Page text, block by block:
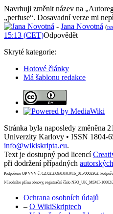
Navrhuji změnit název na
„perfuse“. Dosavadní verze mi
- Jana Novotná (
15:13 (CET)Odpovědět
Skryté kategorie:
Hotové články
Má šablonu redakce
Stránka byla naposledy změněna
Univerzity Karlovy • ISSN 1804-
info@wikiskripta.eu.
Text je dostupný pod licencí
při dodržení případných
Podpořeno OP VVV č. CZ.02.2.69/0.0/0.0/16_015/0002362.
Národního plánu obnovy, registrační číslo NPO_UK_MSMT-16602/
Ochrana osobních údajů
– O WikiSkriptech